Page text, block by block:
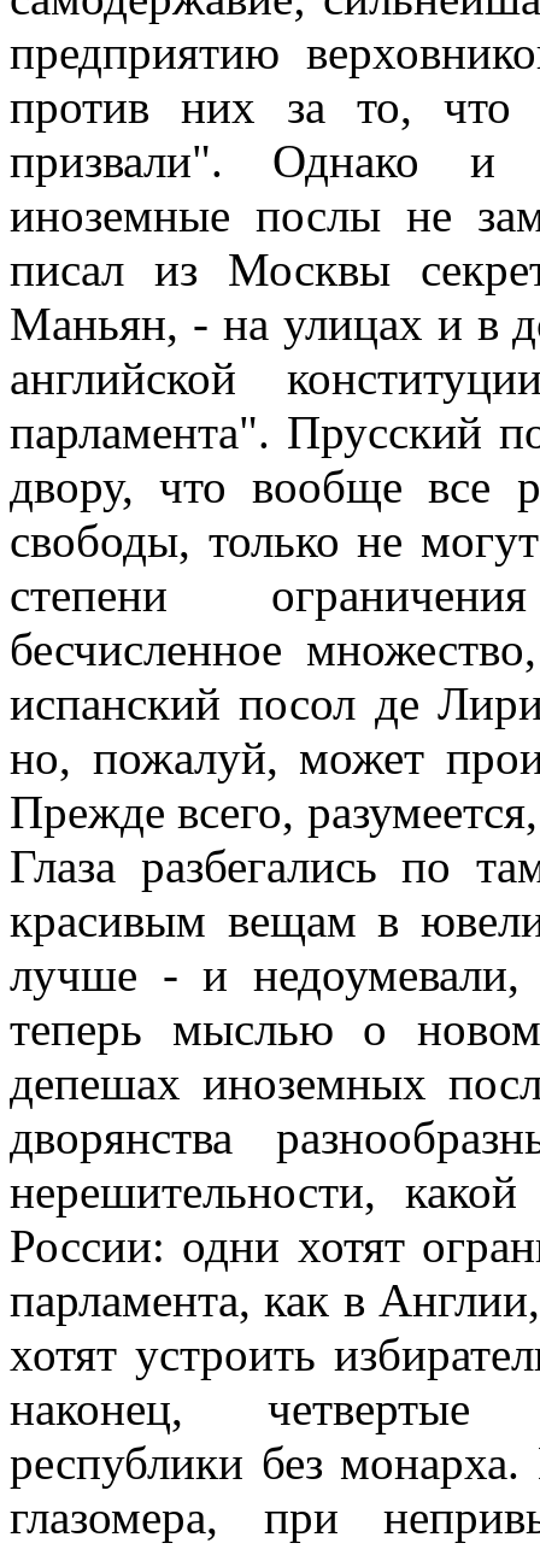
предприятию
против них за то,
призвали". Однако и
иноземные послы не
писал из Москвы
Маньян, - на улицах и в
английской
парламента". Прусский
двору, что вообще все
свободы, только не
степени
бесчисленное
испанский посол де
но, пожалуй, может
Прежде всего,
Глаза разбегались по
красивым вещам в
лучше - и недоумевали,
теперь мыслью о
депешах иноземных
дворянства
нерешительности,
России: одни хотят
парламента, как в
хотят устроить
наконец, четвертые
республики без
глазомера, при